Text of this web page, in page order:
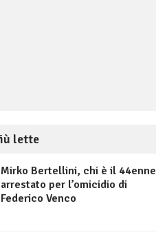
lette
Mirko Bertellini, chi è il 44enne
arrestato per l’omicidio di
Federico Venco